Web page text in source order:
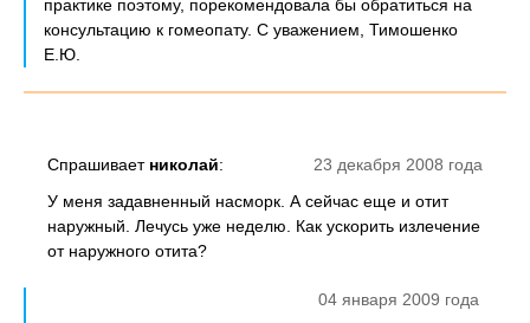
практике поэтому, порекомендовала бы обратиться на
консультацию к гомеопату. С уважением, Тимошенко
Е.Ю.
23 декабря 2008 года
Спрашивает николай:
У меня задавненный насморк. А сейчас еще и отит
наружный. Лечусь уже неделю. Как ускорить излечение
от наружного отита?
04 января 2009 года